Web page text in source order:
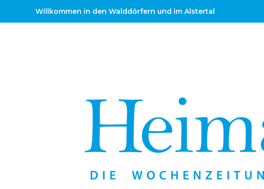
Willkommen in den Walddörfern und im Alstertal